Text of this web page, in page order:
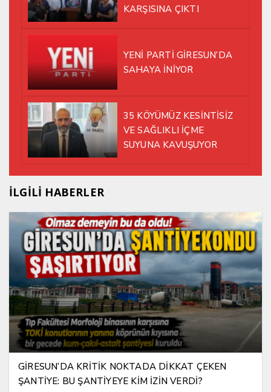
KARŞISINA ÇIKTI
YENİ PARTİ GİRESUN’DA
SAHAYA İNİYOR
35 KÖYÜMÜZ KESİNTİSİZ
VE SAĞLIKLI İÇME
SUYUNA KAVUŞUYOR
İLGİLİ HABERLER
GİRESUN’DA KRİTİK NOKTADA DİKKAT ÇEKEN
ŞANTİYE: BU ŞANTİYEYE KİM İZİN VERDİ?